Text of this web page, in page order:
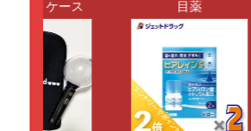
イトケース 目薬